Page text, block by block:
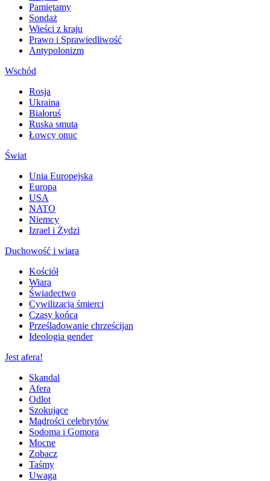
Pamiętamy
Sondaż
Wieści z kraju
Prawo i Sprawiedliwość
Antypolonizm
Wschód
Rosja
Ukraina
Białoruś
Ruska smuta
Łowcy onuc
Świat
Unia Europejska
Europa
USA
NATO
Niemcy
Izrael i Żydzi
Duchowość i wiara
Kościół
Wiara
Świadectwo
Cywilizacja śmierci
Czasy końca
Prześladowanie chrześcijan
Ideologia gender
Jest afera!
Skandal
Afera
Odlot
Szokujące
Mądrości celebrytów
Sodoma i Gomora
Mocne
Zobacz
Taśmy
Uwaga